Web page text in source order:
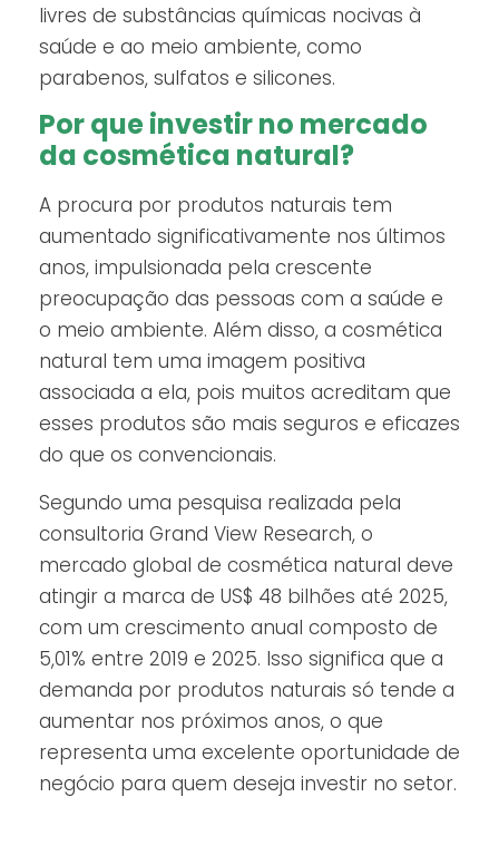
livres de substâncias químicas nocivas à
saúde e ao meio ambiente, como
parabenos, sulfatos e silicones.
Por que investir no mercado
da cosmética natural?
A procura por produtos naturais tem
aumentado significativamente nos últimos
anos, impulsionada pela crescente
preocupação das pessoas com a saúde e
o meio ambiente. Além disso, a cosmética
natural tem uma imagem positiva
associada a ela, pois muitos acreditam que
esses produtos são mais seguros e eficazes
do que os convencionais.
Segundo uma pesquisa realizada pela
consultoria Grand View Research, o
mercado global de cosmética natural deve
atingir a marca de US$ 48 bilhões até 2025,
com um crescimento anual composto de
5,01% entre 2019 e 2025. Isso significa que a
demanda por produtos naturais só tende a
aumentar nos próximos anos, o que
representa uma excelente oportunidade de
negócio para quem deseja investir no setor.